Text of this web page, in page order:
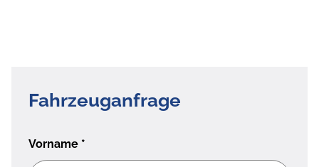
Fahrzeuganfrage
Vorname *